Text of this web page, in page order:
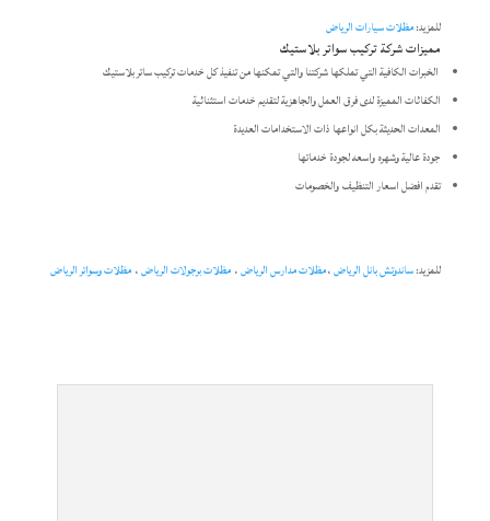
للمزيد:مظلات سيارات الرياض
مميزات شركة تركيب سواتر بلاستيك
الخبرات الكافية التي تملكها شركتنا والتي تمكنها من تنفيذ كل خدمات تركيب ساتر بلاستيك
الكفائات المميزة لدى فرق العمل والجاهزية لتقديم خدمات استثنائية
المعدات الحديثة بكل انواعها ذات الاستخدامات العديدة
جودة عالية وشهره واسعه لجودة خدماتها
تقدم افضل اسعار التنظيف والخصومات
للمزيد:ساندوتش بانل الرياض،مظلات مدارس الرياض، مظلات برجولات الرياض، مظلات وسواتر الرياض